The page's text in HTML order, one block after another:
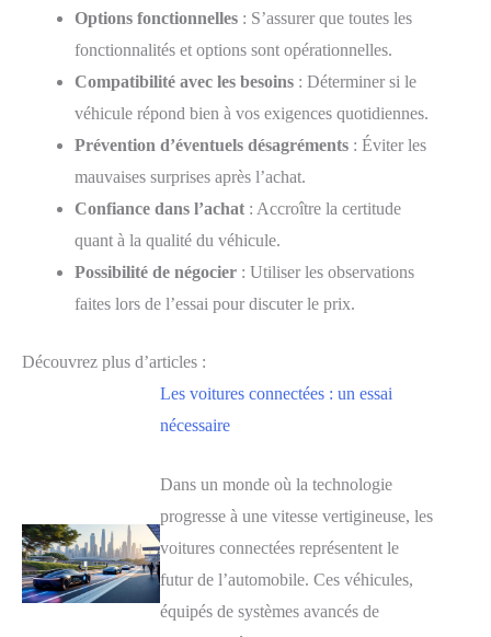
Options fonctionnelles : S’assurer que toutes les
fonctionnalités et options sont opérationnelles.
Compatibilité avec les besoins : Déterminer si le
véhicule répond bien à vos exigences quotidiennes.
Prévention d’éventuels désagréments : Éviter les
mauvaises surprises après l’achat.
Confiance dans l’achat : Accroître la certitude
quant à la qualité du véhicule.
Possibilité de négocier : Utiliser les observations
faites lors de l’essai pour discuter le prix.
Découvrez plus d’articles :
Les voitures connectées : un essai
nécessaire
Dans un monde où la technologie
progresse à une vitesse vertigineuse, les
voitures connectées représentent le
futur de l’automobile. Ces véhicules,
équipés de systèmes avancés de